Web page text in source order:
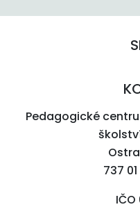
Pedagogické
737